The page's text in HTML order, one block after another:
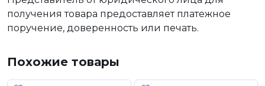
получения товара предоставляет платежное
поручение, доверенность или печать.
Похожие товары